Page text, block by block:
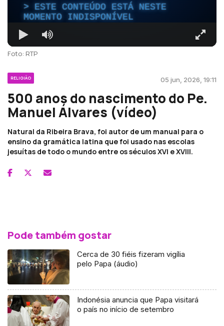
ESTE CONTEÚDO ESTÁ NESTE
MOMENTO INDISPONÍVEL
Foto: RTP
RELIGIÃO 05 jun, 2026, 19:11
500 anos do nascimento do Pe.
Manuel Álvares (vídeo)
Natural da Ribeira Brava, foi autor de um manual para o
ensino da gramática latina que foi usado nas escolas
jesuítas de todo o mundo entre os séculos XVI e XVIII.
Pode também gostar
Cerca de 30 fiéis fizeram vigília
pelo Papa (áudio)
Indonésia anuncia que Papa visitará
o país no início de setembro